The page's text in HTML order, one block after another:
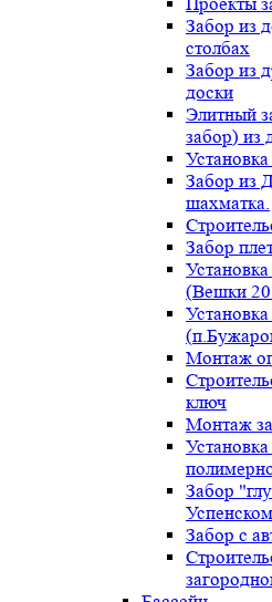
Забор из
столбах
Забор из
доски
Элитный
забор) из
Забор из
шахматка.
Забор
(Вешки
Монтаж
ключ
Монтаж
Забор
Забор с